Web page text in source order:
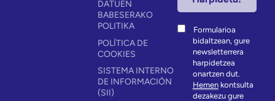
DATUEN
BABESERAKO
POLITIKA
POLÍTICA DE
COOKIES
SISTEMA INTERNO
DE INFORMACIÓN
(SII)
Formularioa
bidaltzean, gure
newsletterrera
harpidetzea
onartzen dut.
Hemenkontsulta
dezakezu gure